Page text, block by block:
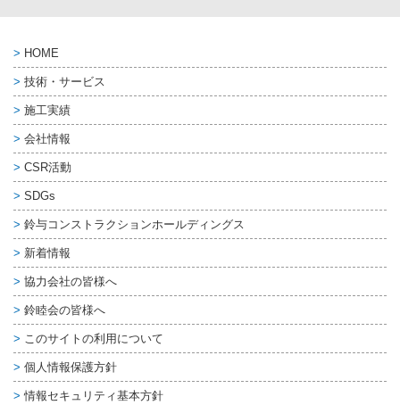
HOME
技術・サービス
施工実績
会社情報
CSR活動
SDGs
鈴与コンストラクションホールディングス
新着情報
協力会社の皆様へ
鈴睦会の皆様へ
このサイトの利用について
個人情報保護方針
情報セキュリティ基本方針